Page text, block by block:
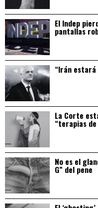
El Indep
pantallas
“Irán estará
La Corte
“terapias
No es el
G” del pene